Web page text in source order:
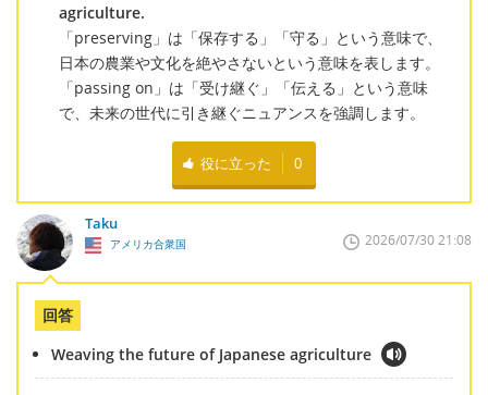
agriculture.
「preserving」は「保存する」「守る」という意味で、
日本の農業や文化を絶やさないという意味を表します。
「passing on」は「受け継ぐ」「伝える」という意味
で、未来の世代に引き継ぐニュアンスを強調します。
役に立った 0
Taku
アメリカ合衆国 2026/07/30 21:08
回答
Weaving the future of Japanese agriculture